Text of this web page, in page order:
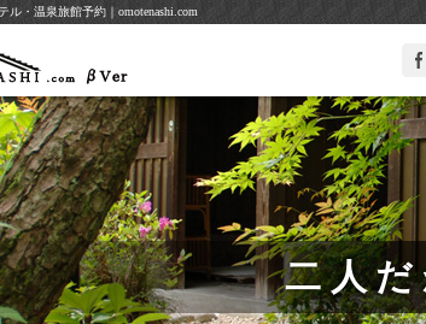
ル・温泉旅館予約｜omotenashi.com
二人